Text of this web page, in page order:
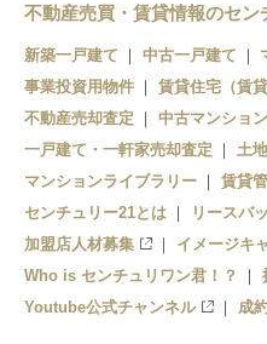
日向沓掛駅
田野駅
子供の国駅
折生迫駅
内海駅
不動産売買・賃貸情報のセン
新築一戸建て 中古一戸建て
事業投資用物件
賃貸住宅（賃
不動産売却査定
中古マンショ
一戸建て・一軒家売却査定
土
マンションライブラリー
賃貸
センチュリー21とは
リースバ
加盟店人材募集
イメージキ
Who is センチュリワン君！？
Youtube公式チャンネル
成